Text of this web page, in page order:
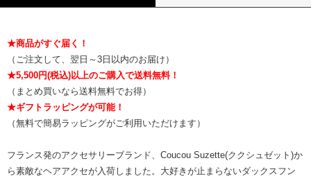
★商品がすぐ届く！
（ご注文して、翌日～3日以内のお届け）
★5,500円(税込)以上のご購入で送料無料！
（まとめ買いなら送料無料でお得）
★ギフトラッピングが可能！
（無料で簡易ラッピングがご利用いただけます）
フランス発のアクセサリーブランド、Coucou Suzette(ククシュゼット)か
ら素敵なヘアアクセが入荷しました。大好きが止まらないダックスフン